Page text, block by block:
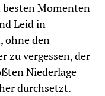
besten Momenten
Leid in
ohne den
zu vergessen, der
Niederlage
durchsetzt.